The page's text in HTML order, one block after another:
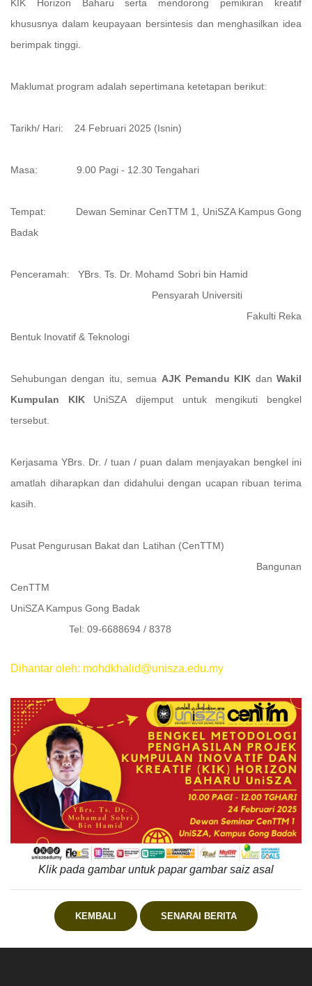
KIK Horizon Baharu serta mendorong pemikiran kreatif
khususnya dalam keupayaan bersintesis dan menghasilkan idea
berimpak tinggi.
Maklumat program adalah sepertimana ketetapan berikut:
Tarikh/ Hari: 24 Februari 2025 (Isnin)
Masa: 9.00 Pagi - 12.30 Tengahari
Tempat: Dewan Seminar CenTTM 1, UniSZA Kampus Gong
Badak
Penceramah: YBrs. Ts. Dr. Mohamd Sobri bin Hamid
Pensyarah Universiti
Fakulti Reka
Bentuk Inovatif & Teknologi
Sehubungan dengan itu, semua AJK Pemandu KIK dan Wakil
Kumpulan KIKUniSZA
dijemput untuk mengikuti bengkel
tersebut.
Kerjasama YBrs. Dr. / tuan / puan dalam menjayakan bengkel ini
amatlah diharapkan dan didahului dengan ucapan ribuan terima
kasih.
Pusat Pengurusan Bakat dan Latihan (CenTTM)
Bangunan
CenTTM
UniSZA Kampus Gong Badak
Tel: 09-6688694 / 8378
Dihantar oleh: mohdkhalid@unisza.edu.my
Klik pada gambar untuk papar gambar saiz asal
KEMBALI SENARAI BERITA